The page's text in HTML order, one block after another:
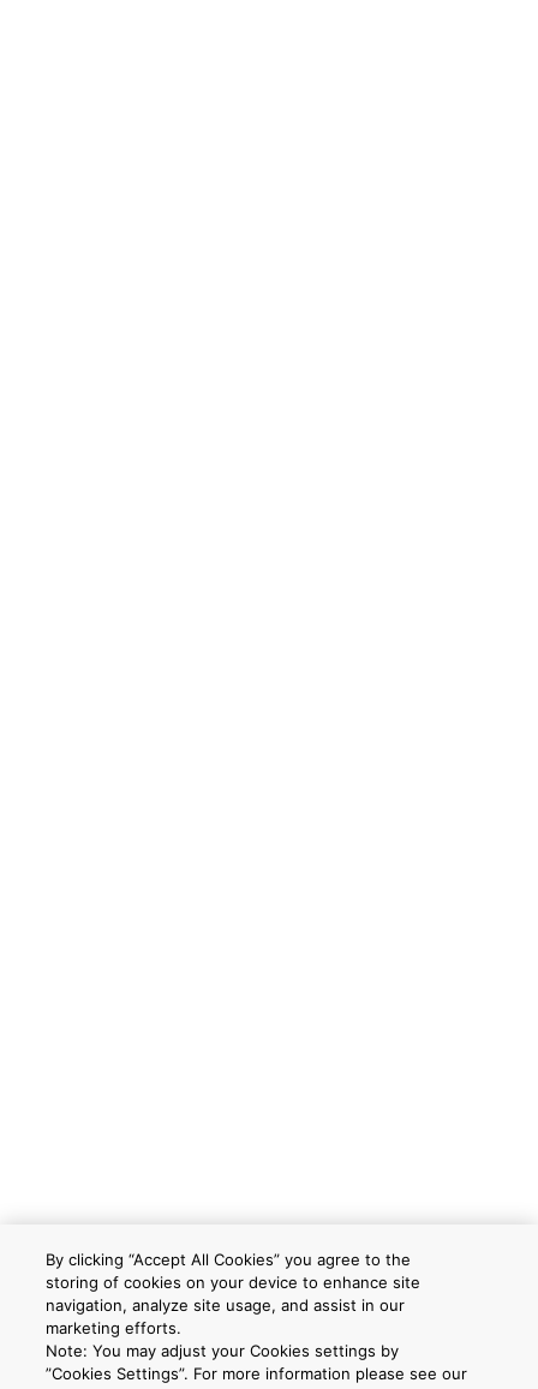
By clicking “Accept All Cookies” you agree to the
storing of cookies on your device to enhance site
navigation, analyze site usage, and assist in our
marketing efforts.
Note: You may adjust your Cookies settings by
”Cookies Settings”. For more information please see our